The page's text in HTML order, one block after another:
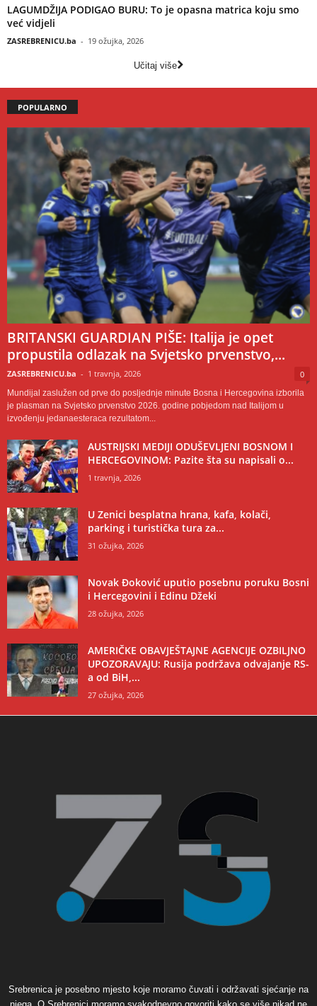
LAGUMDŽIJA PODIGAO BURU: To je opasna matrica koju smo
već vidjeli
ZASREBRENICU.ba - 19 ožujka, 2026
Učitaj više
POPULARNO
BRITANSKI GUARDIAN PIŠE: Italija je opet
propustila odlazak na Svjetsko prvenstvo,...
ZASREBRENICU.ba - 1 travnja, 2026 0
Mundijal zaslužen od prve do posljednje minute Bosna i Hercegovina izborila
je plasman na Svjetsko prvenstvo 2026. godine pobjedom nad Italijom u
izvođenju jedanaesteraca rezultatom...
AUSTRIJSKI MEDIJI ODUŠEVLJENI BOSNOM I
HERCEGOVINOM: Pazite šta su napisali o...
1 travnja, 2026
U Zenici besplatna hrana, kafa, kolači,
parking i turistička tura za...
31 ožujka, 2026
Novak Đoković uputio posebnu poruku Bosni
i Hercegovini i Edinu Džeki
28 ožujka, 2026
AMERIČKE OBAVJEŠTAJNE AGENCIJE OZBILJNO
UPOZORAVAJU: Rusija podržava odvajanje RS-
a od BiH,...
27 ožujka, 2026
Srebrenica je posebno mjesto koje moramo čuvati i održavati sjećanje na